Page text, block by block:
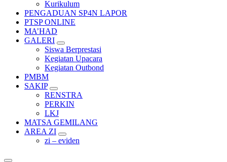
Kurikulum
PENGADUAN SP4N LAPOR
PTSP ONLINE
MA’HAD
GALERI
Siswa Berprestasi
Kegiatan Upacara
Kegiatan Outbond
PMBM
SAKIP
RENSTRA
PERKIN
LKJ
MATSA GEMILANG
AREA ZI
zi – eviden